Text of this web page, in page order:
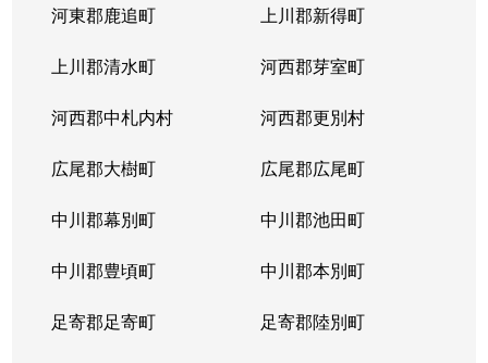
河東郡鹿追町 上川郡新得町
上川郡清水町 河西郡芽室町
河西郡中札内村 河西郡更別村
広尾郡大樹町 広尾郡広尾町
中川郡幕別町 中川郡池田町
中川郡豊頃町 中川郡本別町
足寄郡足寄町 足寄郡陸別町